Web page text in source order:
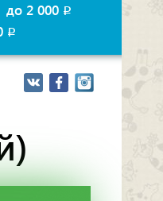
до 2 000 p
p